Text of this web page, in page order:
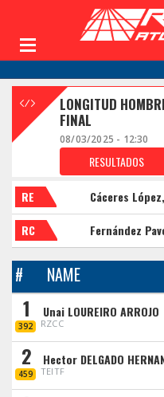
LONGITUD
FINAL
08/03/2025 - 12:30
RESULTADOS
RE Cáceres
RC Fernández
# NAME
1
392
Unai LOUREIRO ARROJO
RZCC
2
459
Hector DELGADO
TEITF